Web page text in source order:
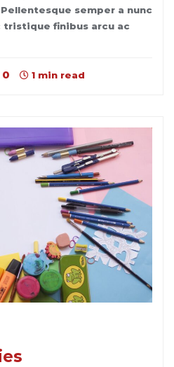
semper a nunc
finibus arcu ac
0 1 min read